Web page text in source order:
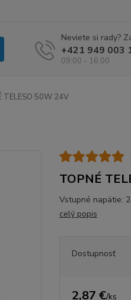
Neviete si rady?
+421 949 003
09:00 - 16:00
TELESO 50W 24V
TOPNÉ
Vstupné napätie:
celý popis
Dostupnosť
2,87 €/ks